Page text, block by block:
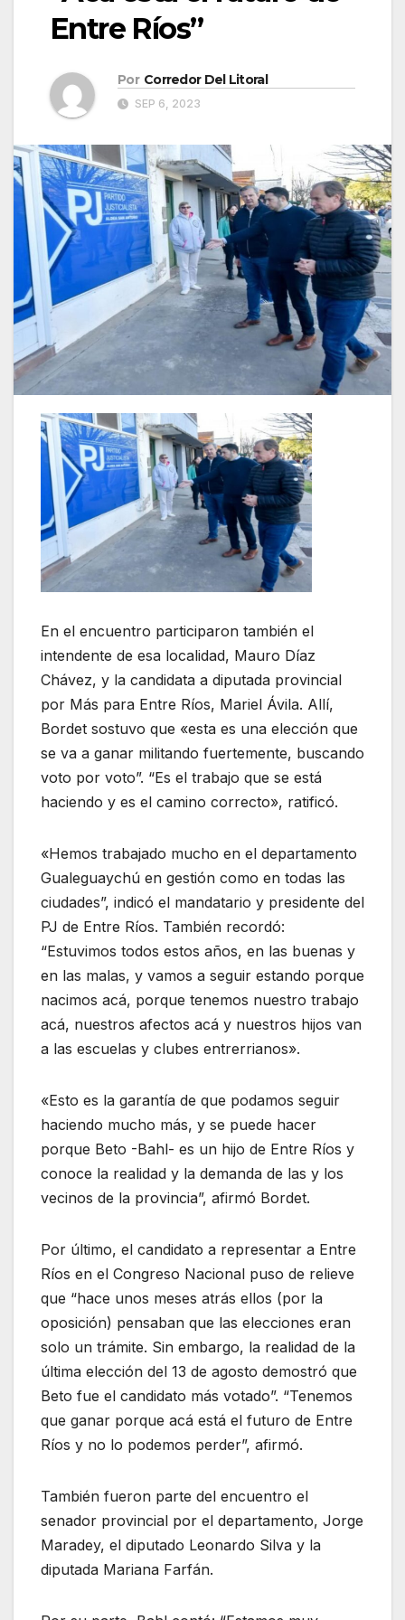
Entre Ríos”
Por Corredor Del Litoral
SEP 6, 2023
En el encuentro participaron también el
intendente de esa localidad, Mauro Díaz
Chávez, y la candidata a diputada provincial
por Más para Entre Ríos, Mariel Ávila. Allí,
Bordet sostuvo que «esta es una elección que
se va a ganar militando fuertemente, buscando
voto por voto”. “Es el trabajo que se está
haciendo y es el camino correcto», ratificó.
«Hemos trabajado mucho en el departamento
Gualeguaychú en gestión como en todas las
ciudades”, indicó el mandatario y presidente del
PJ de Entre Ríos. También recordó:
“Estuvimos todos estos años, en las buenas y
en las malas, y vamos a seguir estando porque
nacimos acá, porque tenemos nuestro trabajo
acá, nuestros afectos acá y nuestros hijos van
a las escuelas y clubes entrerrianos».
«Esto es la garantía de que podamos seguir
haciendo mucho más, y se puede hacer
porque Beto -Bahl- es un hijo de Entre Ríos y
conoce la realidad y la demanda de las y los
vecinos de la provincia”, afirmó Bordet.
Por último, el candidato a representar a Entre
Ríos en el Congreso Nacional puso de relieve
que “hace unos meses atrás ellos (por la
oposición) pensaban que las elecciones eran
solo un trámite. Sin embargo, la realidad de la
última elección del 13 de agosto demostró que
Beto fue el candidato más votado”. “Tenemos
que ganar porque acá está el futuro de Entre
Ríos y no lo podemos perder”, afirmó.
También fueron parte del encuentro el
senador provincial por el departamento, Jorge
Maradey, el diputado Leonardo Silva y la
diputada Mariana Farfán.